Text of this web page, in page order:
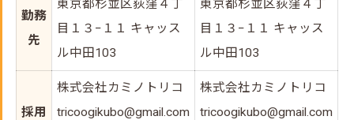
勤務
先
東京都杉並区荻窪４丁
目１３−１１ キャッス
ル中田103
東京都杉並区荻窪４丁
目１３−１１ キャッス
ル中田103
採用
株式会社カミノトリコ
tricoogikubo@gmail.com
株式会社カミノトリコ
tricoogikubo@gmail.com